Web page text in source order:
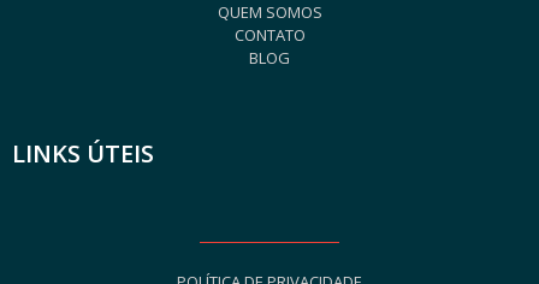
QUEM SOMOS
CONTATO
BLOG
LINKS ÚTEIS